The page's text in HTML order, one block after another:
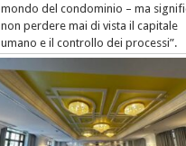
mondo del condominio – ma
non perdere mai di vista il capitale
umano e il controllo dei processi”.